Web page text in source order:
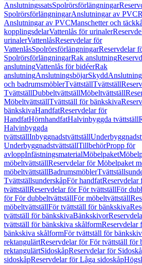
AnslutningssatsSpolrörsförlängningar
SpolrörsförlängningarAnslutningar av PVC
Anslutningar av PVCManschetter och
kopplingsdelarVattenlås för urinaler
urinalerVattenlåsReservdelar för
VattenlåsSpolrörsförlängningarReservdelar
SpolrörsförlängningarRak anslutning
anslutningVattenlås för bidéerRak
anslutningAnslutningsböjarSkydd
och badrumsmöblerTvättställTvättställ
TvättställDubbeltvättställMöbeltvättställ
MöbeltvättställTvättställ för bänkskiva
bänkskivaHandfatReservdelar för
HandfatHörnhandfatHalvinbyggda tvättställ
Halvinbyggda
tvättställInbyggnadstvättställ
UnderbyggnadstvättställTillbehörPropp för
avloppInfästningsmaterialMöbelpaket
möbeltvättställReservdelar för Möbelpaket
möbeltvättställBadrumsmöbler
TvättställsunderskåpFör handfatReservdelar
tvättställReservdelar för För tvättställFör
för För dubbeltvättställFör möbeltvättställ
möbeltvättställFör tvättställ för bänkskiva
tvättställ för bänkskivaBänkskivor
tvättställ för bänkskiva skålformReservdelar
bänkskiva skålformFör tvättställ för
rektangulärtReservdelar för För tvättställ för
rektangulärtSidoskåpReservdelar för
sidoskåpReservdelar för Låga sidoskåp